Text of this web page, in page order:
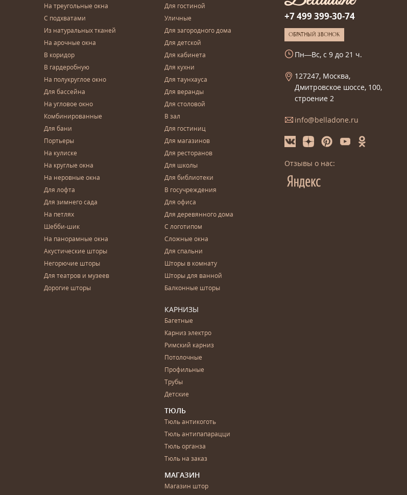
На треугольные окна
С подхватами
Из натуральных тканей
На арочные окна
В коридор
В гардеробную
На полукруглое окно
Для бассейна
На угловое окно
Комбинированные
Для бани
Портьеры
На кулиске
На круглые окна
На неровные окна
Для лофта
Для зимнего сада
На петлях
Шебби-шик
На панорамные окна
Акустические шторы
Негорючие шторы
Для театров и музеев
Дорогие шторы
Для гостиной
Уличные
Для загородного дома
Для детской
Для кабинета
Для кухни
Для таунхауса
Для веранды
Для столовой
В зал
Для гостиниц
Для магазинов
Для ресторанов
Для школы
Для библиотеки
В госучреждения
Для офиса
Для деревянного дома
С логотипом
Сложные окна
Для спальни
Шторы в комнату
Шторы для ванной
Балконные шторы
КАРНИЗЫ
Багетные
Карниз электро
Римский карниз
Потолочные
Профильные
Трубы
Детские
ТЮЛЬ
Тюль антикоготь
Тюль антипапарацци
Тюль органза
Тюль на заказ
МАГАЗИН
Магазин штор
+7 499 399-30-74
ОБРАТНЫЙ ЗВОНОК
Пн—Вс, с 9 до 21 ч.
127247, Москва,
Дмитровское шоссе, 100,
строение 2
info@belladone.ru
Отзывы о нас: